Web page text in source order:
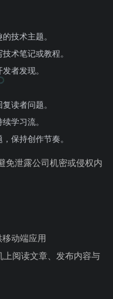
技术主题。
术笔记或教程。
者发现。
读者问题。
学习流。
保持创作节奏。
免泄露公司机密或侵权内
动端应用
上阅读文章、发布内容与